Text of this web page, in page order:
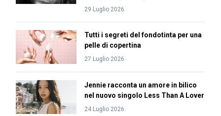
29 Luglio 2026
Tutti i segreti del fondotinta per una
pelle di copertina
27 Luglio 2026
Jennie racconta un amore in bilico
nel nuovo singolo Less Than A Lover
24 Luglio 2026